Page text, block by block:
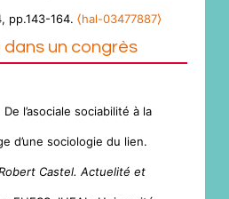
pp.143-164. ⟨hal-03477887⟩
un congrès
l’asociale sociabilité à la
d’une sociologie du lien.
Castel. Actuelité et